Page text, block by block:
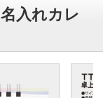
入れカレ